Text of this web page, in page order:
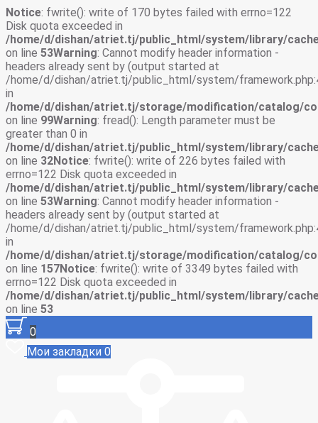
Notice: fwrite(): write of 170 bytes failed with errno=122
Disk quota exceeded in
/home/d/dishan/atriet.tj/public_html/system/library/
on line 53Warning: Cannot modify header information -
headers already sent by (output started at
/home/d/dishan/atriet.tj/public_html/system/
in
/home/d/dishan/atriet.tj/storage/modification/catalog/
on line 99Warning: fread(): Length parameter must be
greater than 0 in
/home/d/dishan/atriet.tj/public_html/system/library/
on line 32Notice: fwrite(): write of 226 bytes failed with
errno=122 Disk quota exceeded in
/home/d/dishan/atriet.tj/public_html/system/library/
on line 53Warning: Cannot modify header information -
headers already sent by (output started at
/home/d/dishan/atriet.tj/public_html/system/
in
/home/d/dishan/atriet.tj/storage/modification/catalog/
on line 157Notice: fwrite(): write of 3349 bytes failed with
errno=122 Disk quota exceeded in
/home/d/dishan/atriet.tj/public_html/system/library/
on line 53
0
Мои закладки 0